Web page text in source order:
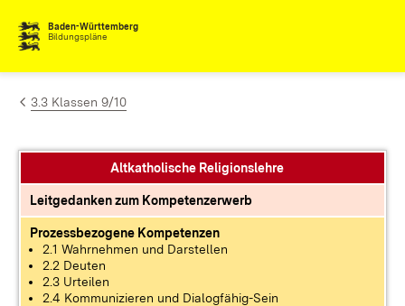
Zum Inhalt springen
Baden-Württemberg
Bildungspläne
3.3 Klassen 9/10
Altkatholische Religionslehre
Leitgedanken zum Kompetenzerwerb
Prozessbezogene Kompetenzen
2.1 Wahrnehmen und Darstellen
2.2 Deuten
2.3 Urteilen
2.4 Kommunizieren und Dialogfähig-Sein